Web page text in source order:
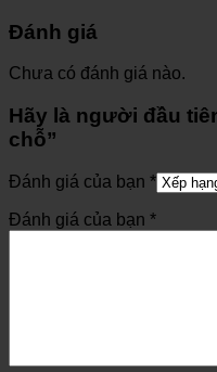
Đánh giá
Chưa có đánh giá nào.
Hãy là người đầu
chỗ”
Đánh giá của bạn *
Đánh giá của bạn *